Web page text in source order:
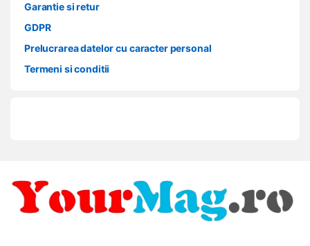
Garantie si retur
GDPR
Prelucrarea datelor cu caracter personal
Termeni si conditii